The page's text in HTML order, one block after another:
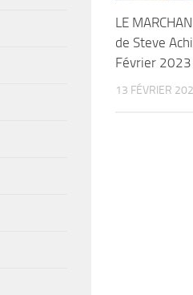
LE
de Steve
Février 2023
13 FÉVRIER